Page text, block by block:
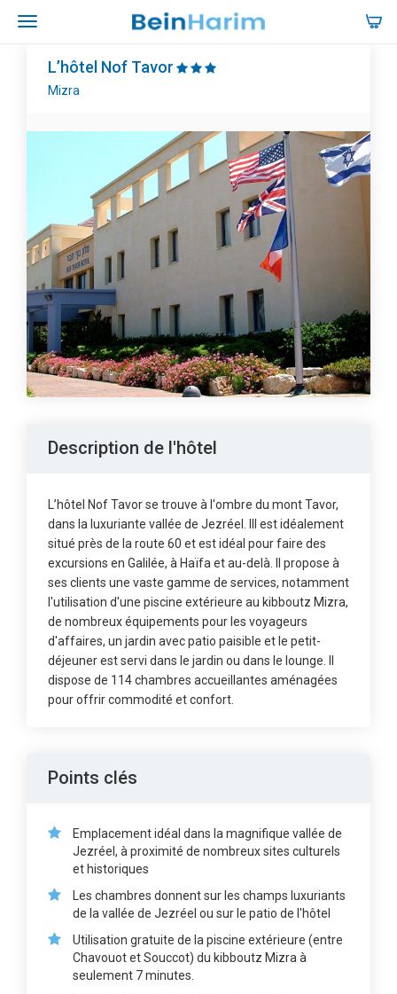
L’hôtel Nof Tavor
Mizra
Description de l'hôtel
L’hôtel Nof Tavor se trouve à l'ombre du mont Tavor,
dans la luxuriante vallée de Jezréel. Ill est idéalement
situé près de la route 60 et est idéal pour faire des
excursions en Galilée, à Haïfa et au-delà. Il propose à
ses clients une vaste gamme de services, notamment
l'utilisation d'une piscine extérieure au kibboutz Mizra,
de nombreux équipements pour les voyageurs
d'affaires, un jardin avec patio paisible et le petit-
déjeuner est servi dans le jardin ou dans le lounge. Il
dispose de 114 chambres accueillantes aménagées
pour offrir commodité et confort.
Points clés
Emplacement idéal dans la magnifique vallée de
Jezréel, à proximité de nombreux sites culturels
et historiques
Les chambres donnent sur les champs luxuriants
de la vallée de Jezréel ou sur le patio de l'hôtel
Utilisation gratuite de la piscine extérieure (entre
Chavouot et Souccot) du kibboutz Mizra à
seulement 7 minutes.